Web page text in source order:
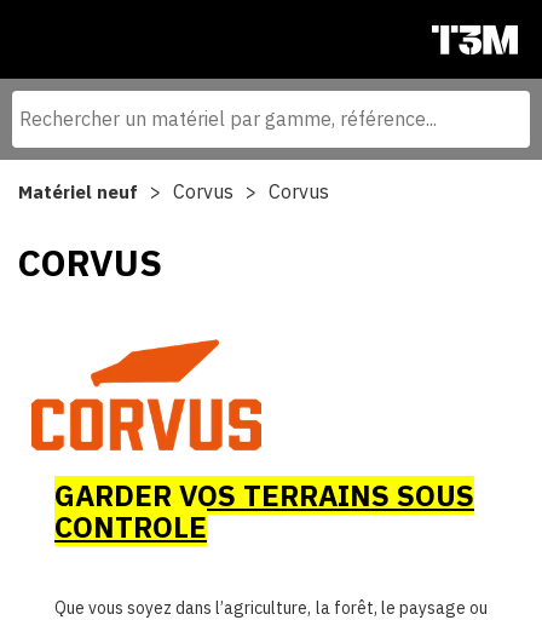
Matériel neuf Corvus Corvus
CORVUS
GARDER VOS TERRAINS SOUS
CONTROLE
Que vous soyez dans l’agriculture, la forêt, le paysage ou